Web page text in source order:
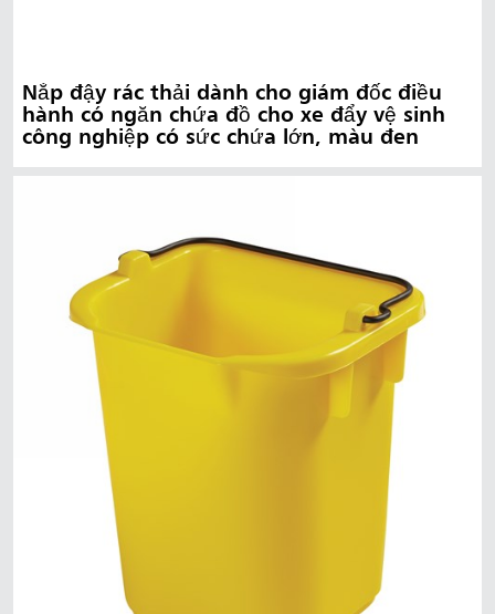
Nắp đậy rác thải dành cho giám đốc điều
hành có ngăn chứa đồ cho xe đẩy vệ sinh
công nghiệp có sức chứa lớn, màu đen